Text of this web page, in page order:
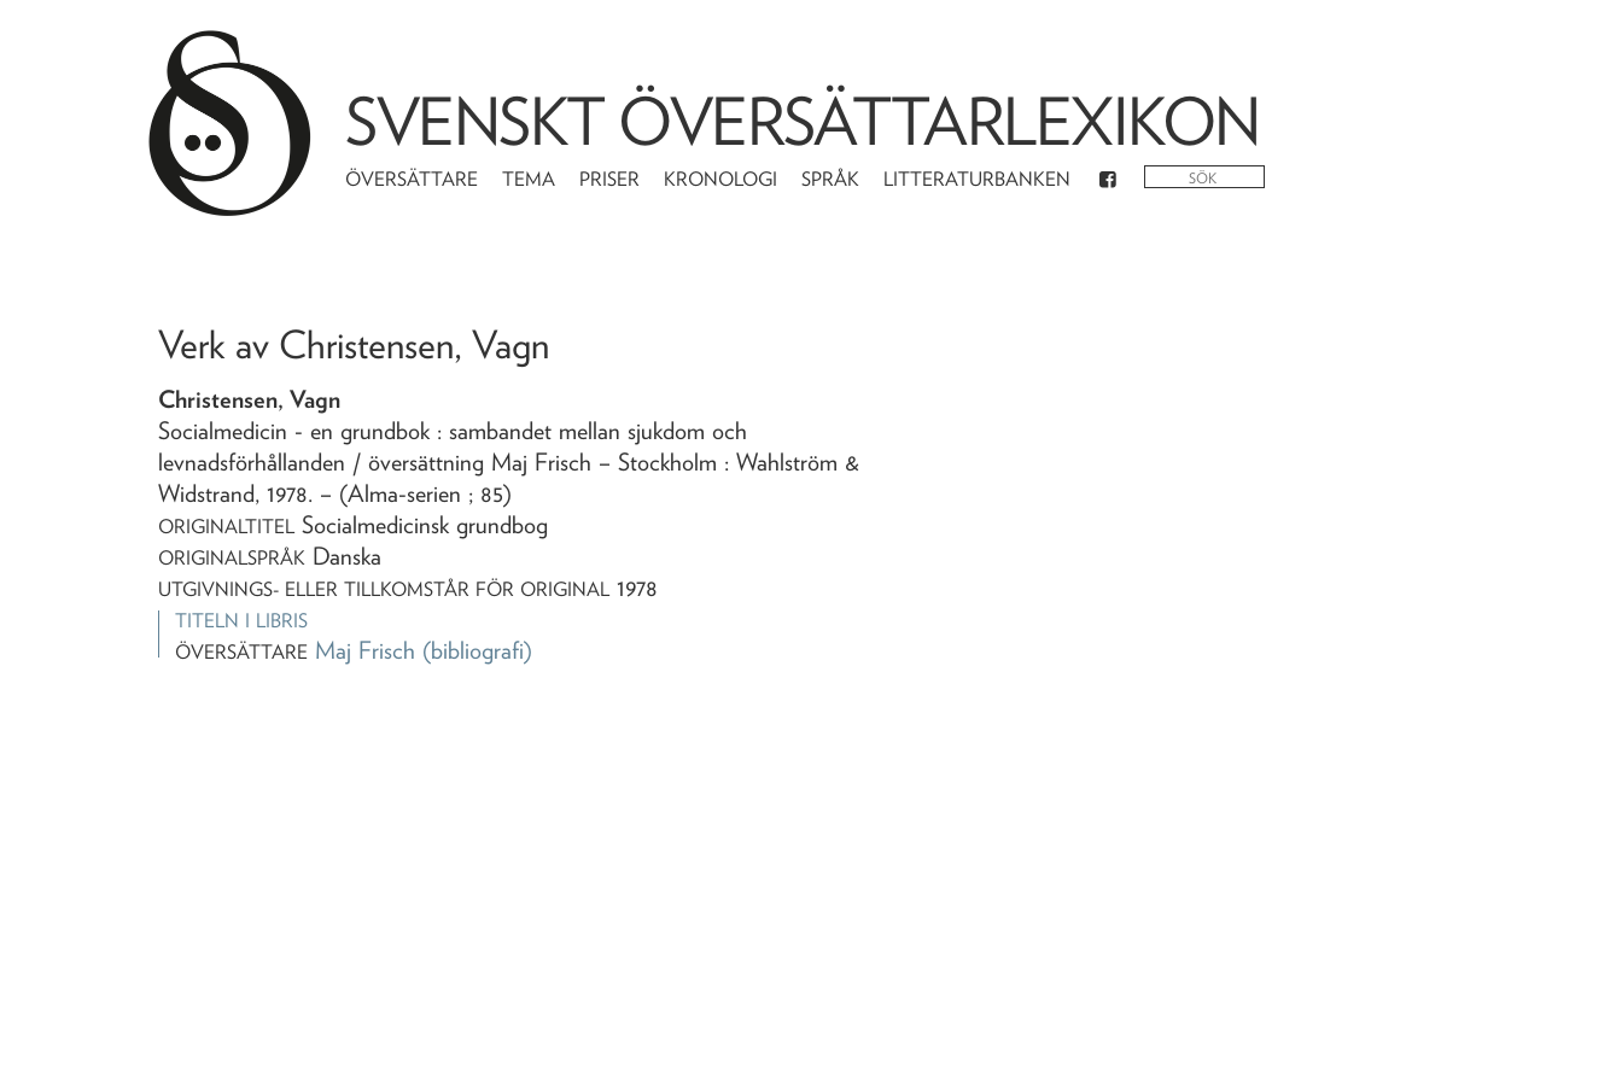
SVENSKT ÖVERSÄTTARLEXIKON
ÖVERSÄTTARE TEMA PRISER KRONOLOGI SPRÅK LITTERATURBANKEN
Verk av Christensen, Vagn
Christensen, Vagn
Socialmedicin - en grundbok : sambandet mellan sjukdom och
levnadsförhållanden / översättning Maj Frisch – Stockholm : Wahlström &
Widstrand,1978. – (Alma-serien ; 85)
ORIGINALTITEL Socialmedicinsk grundbog
ORIGINALSPRÅK Danska
UTGIVNINGS- ELLER TILLKOMSTÅR FÖR ORIGINAL 1978
TITELN I LIBRIS
ÖVERSÄTTARE Maj Frisch (bibliografi)